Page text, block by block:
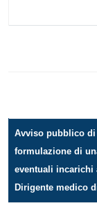
Avviso pubblico
formulazione di
eventuali incarichi
Dirigente medico